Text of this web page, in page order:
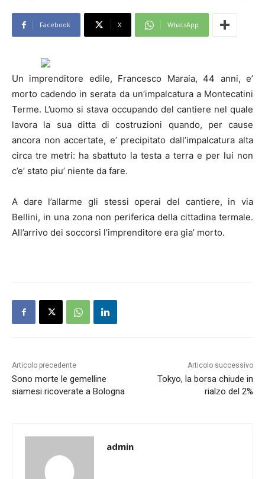
Facebook X WhatsApp
Un imprenditore edile, Francesco Maraia, 44 anni, e’
morto cadendo in serata da un’impalcatura a Montecatini
Terme. L’uomo si stava occupando del cantiere nel quale
lavora la sua ditta di costruzioni quando, per cause
ancora non accertate, e’ precipitato dall’impalcatura alta
circa tre metri: ha sbattuto la testa a terra e per lui non
c’e’ stato piu’ niente da fare.
A dare l’allarme gli stessi operai del cantiere, in via
Bellini, in una zona non periferica della cittadina termale.
All’arrivo dei soccorsi l’imprenditore era gia’ morto.
Articolo precedente
Sono morte le gemelline
siamesi ricoverate a Bologna
Articolo successivo
Tokyo, la borsa chiude in
rialzo del 2%
admin